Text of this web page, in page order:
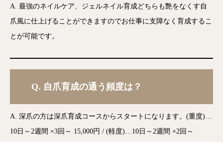
A. 最強のネイルケア、ジェルネイル育成どちらも艶をなくす自
爪風に仕上げることができますのでお仕事に支障なく育成するこ
とが可能です。
Q. 自爪育成の通う頻度は？
A. 深爪の方は深爪育成コースからスタートになります。(重度)…
10日～2週間 ×3回～ 15,000円 / (軽度)…10日～2週間 ×2回～